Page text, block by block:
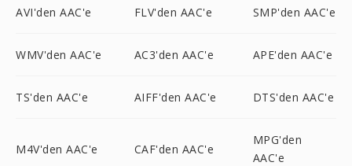
AVI'den AAC'e FLV'den AAC'e SMP'den AAC'e
WMV'den AAC'e AC3'den AAC'e APE'den AAC'e
TS'den AAC'e AIFF'den AAC'e DTS'den AAC'e
M4V'den AAC'e CAF'den AAC'e
MPG'den
AAC'e